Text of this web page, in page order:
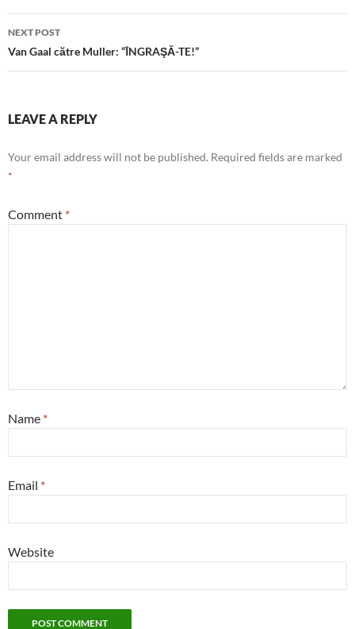
NEXT POST
Van Gaal către Muller: “ÎNGRAŞĂ-TE!”
LEAVE A REPLY
Your email address will not be published. Required fields are marked
*
Comment *
Name *
Email *
Website